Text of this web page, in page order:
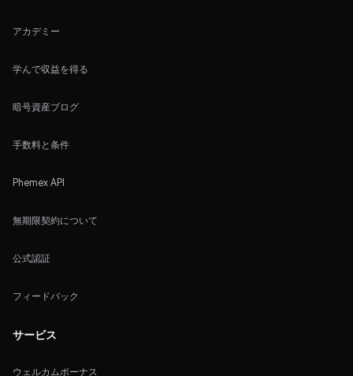
アカデミー
学んで収益を得る
暗号資産ブログ
手数料と条件
Phemex API
無期限契約について
公式認証
フィードバック
サービス
ウェルカムボーナス